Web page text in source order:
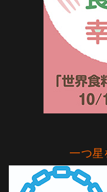
一つ星